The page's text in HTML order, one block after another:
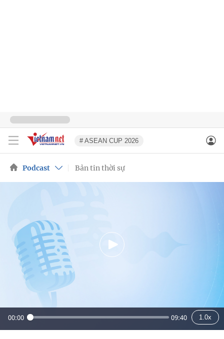
# ASEAN CUP 2026
Podcast Bản tin thời sự
00:00 09:40 1.0x